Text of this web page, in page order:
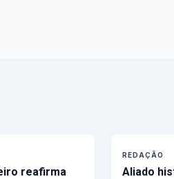
reafirma
REDAÇÃO
Aliado